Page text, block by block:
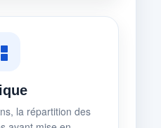
la répartition des